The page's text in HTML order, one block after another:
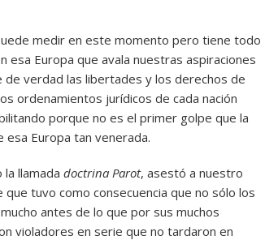
medir en este momento pero tiene todo
esa Europa que avala nuestras aspiraciones
verdad las libertades y los derechos de
ordenamientos jurídicos de cada nación
porque no es el primer golpe que la
esa Europa tan venerada.
llamada doctrina Parot, asestó a nuestro
tuvo como consecuencia que no sólo los
antes de lo que por sus muchos
violadores en serie que no tardaron en